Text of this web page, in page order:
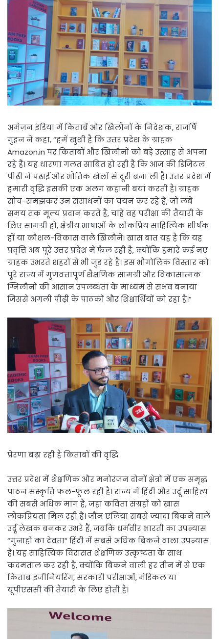
अमेज़न इंडिया में किताबें और खिलौनों के निदेशक, राजर्षि
गुइन ने कहा, “हमें खुशी है कि उत्तर प्रदेश के ग्राहक
Amazon.in पर किताबों और खिलौनों को बड़े उत्साह से अपना
रहे हैं। यह धारणा गलत साबित हो रही है कि आज की डिजिटल
पीढ़ी ने पढ़ाई और भौतिक खेलों से दूरी बना ली है। उत्तर प्रदेश में
हमारी वृद्धि इसकी एक अलग कहानी बयां करती है। ग्राहक
सोच-समझकर उन संसाधनों का चयन कर रहे हैं, जो लंबे
समय तक मूल्य प्रदान करते हैं, चाहे वह परीक्षा की तैयारी के
लिए सामग्री हो, क्षेत्रीय भाषाओं के लोकप्रिय साहित्यिक शीर्षक
हों या कौशल-विकास वाले खिलौने। खास बात यह है कि यह
प्रवृत्ति अब पूरे उत्तर प्रदेश में फैल रही है, क्योंकि हमारे कई नए
ग्राहक उभरते शहरों से भी जुड़ रहे हैं। इस भौगोलिक विस्तार को
पूरे राज्य में गुणवत्तापूर्ण शैक्षणिक सामग्री और विकासात्मक
ग्निलौनों की आसान उपलब्धता के माध्यम से संभव बनाया
जिससे अगली पीढ़ी के पाठकों और शिक्षार्थियों को रहा है।”
प्रेरणा बढ़ा रही है किताबों की वृद्धि
उत्तर प्रदेश में शैक्षणिक और मनोरंजन दोनों क्षेत्रों में एक समृद्ध
पाठन संस्कृति फल-फूल रही है। राज्य में हिंदी और उर्दू साहित्य
की सबसे अधिक मांग है, जहां कविता संग्रहों को खास
लोकप्रियता मिल रही है। जौन एलिया सबसे ज्यादा बिकने वाले
उर्दू लेखक बनकर उभरे हैं, जबकि धर्मवीर भारती का उपन्यास
“गुनाहों का देवता” हिंदी में सबसे अधिक बिकने वाला उपन्यास
है। यह साहित्यिक विरासत शैक्षणिक उत्कृष्टता के साथ
कदमताल कर रही है, क्योंकि बिकने वाली हर तीन में से एक
किताब इंजीनियरिंग, सरकारी परीक्षाओं, मेडिकल या
यूपीएससी की तैयारी के लिए होती है।